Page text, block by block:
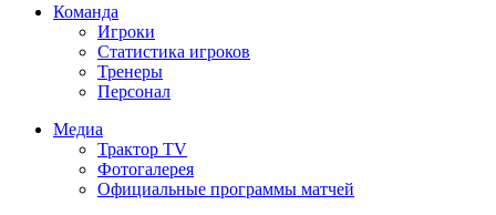
Команда
Игроки
Статистика игроков
Тренеры
Персонал
Медиа
Трактор TV
Фотогалерея
Официальные программы матчей